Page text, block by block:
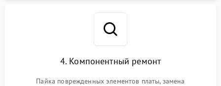
4. Компонентный ремонт
Пайка поврежденных элементов платы, замена